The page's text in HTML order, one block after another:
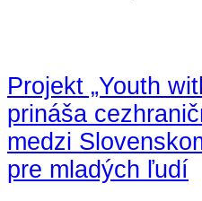
Projekt „Youth
prináša
medzi
pre mladých ľudí